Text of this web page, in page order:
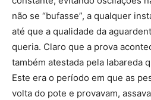
não se “bufasse”, a qualquer
até que a qualidade da
queria. Claro que a prova
também atestada pela labareda
Este era o período em que as
volta do pote e provavam,